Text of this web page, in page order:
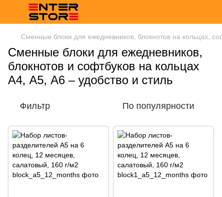
Сменные блоки для ежедневников, блокнотов на кольцах,
Сменные блоки для ежедневников,
блокнотов и софтбуков на кольцах
А4, А5, А6 – удобство и стиль
Фильтр По популярности